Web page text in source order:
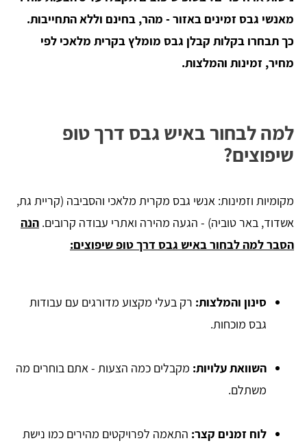
מאנשי גבס זמינים באזור - מהר, בחינם וללא התחייבות.
כך תבחרו בקלות קבלן גבס מומלץ בקרית מלאכי לפי
מחיר, זמינות והמלצות.
למה לבחור באיש גבס דרך טופ
שיפוצים?
מקומיות וזמינות: אנשי גבס מקרית מלאכי והסביבה (קריית גת,
אשדוד, באר טוביה) - הגעה מהירה ואתרי עבודה קרובים. הנה
הסבר למה לבחור באיש גבס דרך טופ שיפוצים:
סינון והמלצות: רק בעלי מקצוע מדורגים עם עבודות
גבס מוכחות.
השוואת עלויות: מקבלים כמה הצעות - אתם בוחרים מה
משתלם.
לוח זמנים קצר: התאמה לפרויקטים מהירים כמו נישת